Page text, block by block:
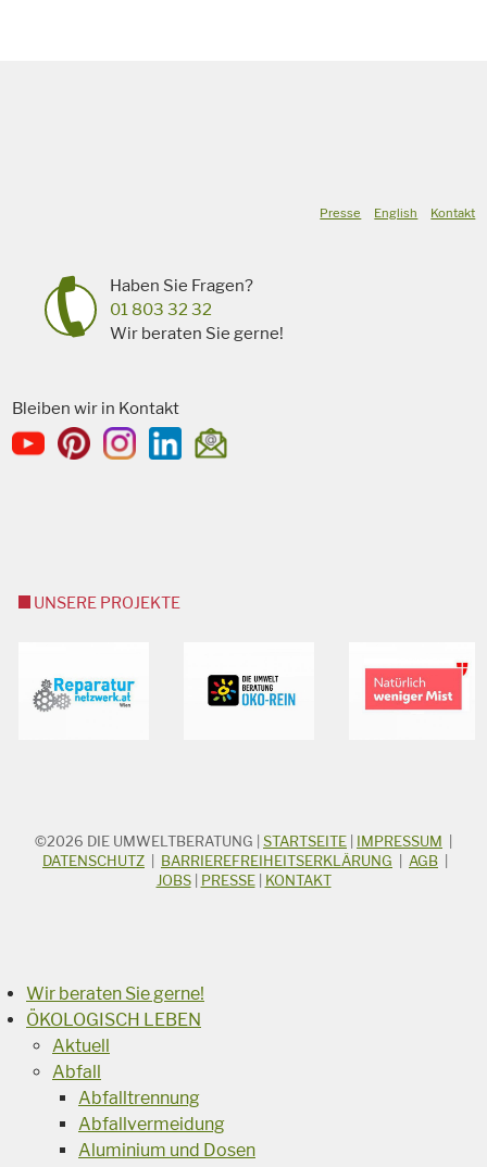
Presse English Kontakt
Haben Sie Fragen?
01 803 32 32
Wir beraten Sie gerne!
Bleiben wir in Kontakt
UNSERE PROJEKTE
STICHWORTSUCHE
Suchbegriff
©2026 DIE UMWELTBERATUNG STARTSEITE IMPRESSUM
DATENSCHUTZ
BARRIEREFREIHEITSERKLÄRUNG AGB
JOBS| PRESSE| KONTAKT
Wir beraten Sie gerne!
ÖKOLOGISCH LEBEN
Aktuell
Abfall
Abfalltrennung
Abfallvermeidung
Aluminium und Dosen